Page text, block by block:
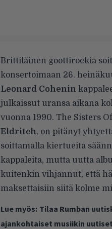
Brittiläinen goottirockia
konsertoimaan 26.
Leonard Cohenin
julkaissut uransa aikana
vuonna 1990. The Sisters
Eldritch, on pitänyt
soittamalla kiertueita
kappaleita, mutta uutta
kuitenkin vihjannut, että
maksettaisiin siitä kolme
Lue myös: Tilaa Rumban
ajankohtaiset musiikin